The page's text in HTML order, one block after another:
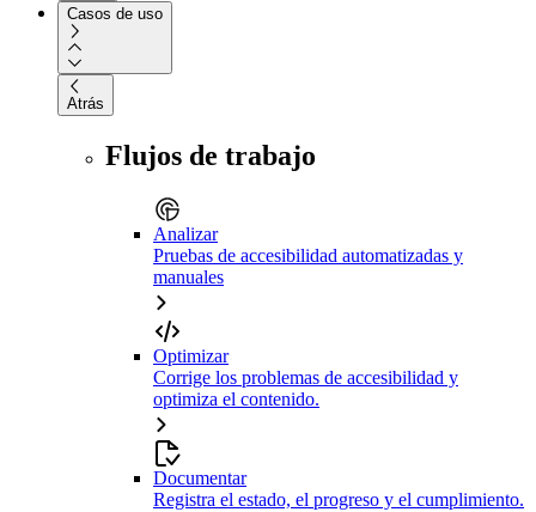
Casos de uso
Atrás
Flujos de trabajo
Analizar
Pruebas de accesibilidad automatizadas y
manuales
Optimizar
Corrige los problemas de accesibilidad y
optimiza el contenido.
Documentar
Registra el estado, el progreso y el cumplimiento.